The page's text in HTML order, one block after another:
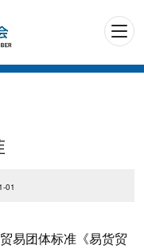
01
易团体标准《易货贸